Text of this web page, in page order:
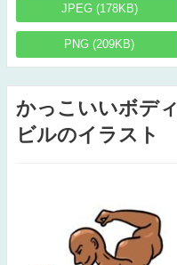
JPEG (178KB)
PNG (209KB)
かっこいいボディ
ビルのイラスト